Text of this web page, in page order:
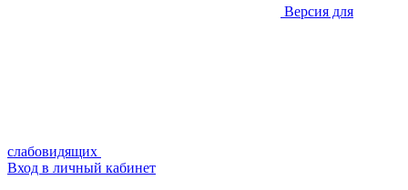
Версия для
слабовидящих
Вход в личный кабинет